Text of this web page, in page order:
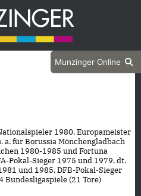
Munzinger Online
1980, Europameister
a. für Borussia Mönchengladbach
1980-1985 und Fortuna
Pokal-Sieger 1975 und 1979, dt.
und 1985, DFB-Pokal-Sieger
(21 Tore)